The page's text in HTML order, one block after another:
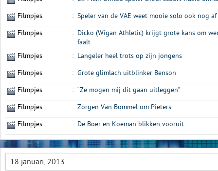
Filmpjes : Speler van de VAE weet mooie solo ook nog
Filmpjes : Dicko (Wigan Athletic) krijgt grote kans om
faalt
Filmpjes
: Langeler heel trots op zijn jongens
Filmpjes : Grote glimlach uitblinker Benson
Filmpjes : “Ze mogen mij dit gaan uitleggen”
Filmpjes : Zorgen Van Bommel om Pieters
Filmpjes : De Boer en Koeman blikken vooruit
18 januari, 2013